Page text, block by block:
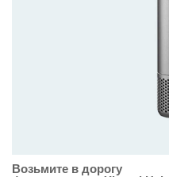
Возьмите в дорогу